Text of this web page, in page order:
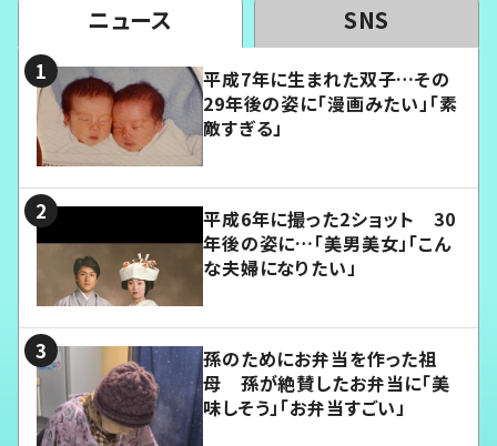
ニュース SNS
平成7年に生まれた双子…その
29年後の姿に「漫画みたい」「素
敵すぎる」
平成6年に撮った2ショット 30
年後の姿に…「美男美女」「こん
な夫婦になりたい」
孫のためにお弁当を作った祖
母 孫が絶賛したお弁当に「美
味しそう」「お弁当すごい」